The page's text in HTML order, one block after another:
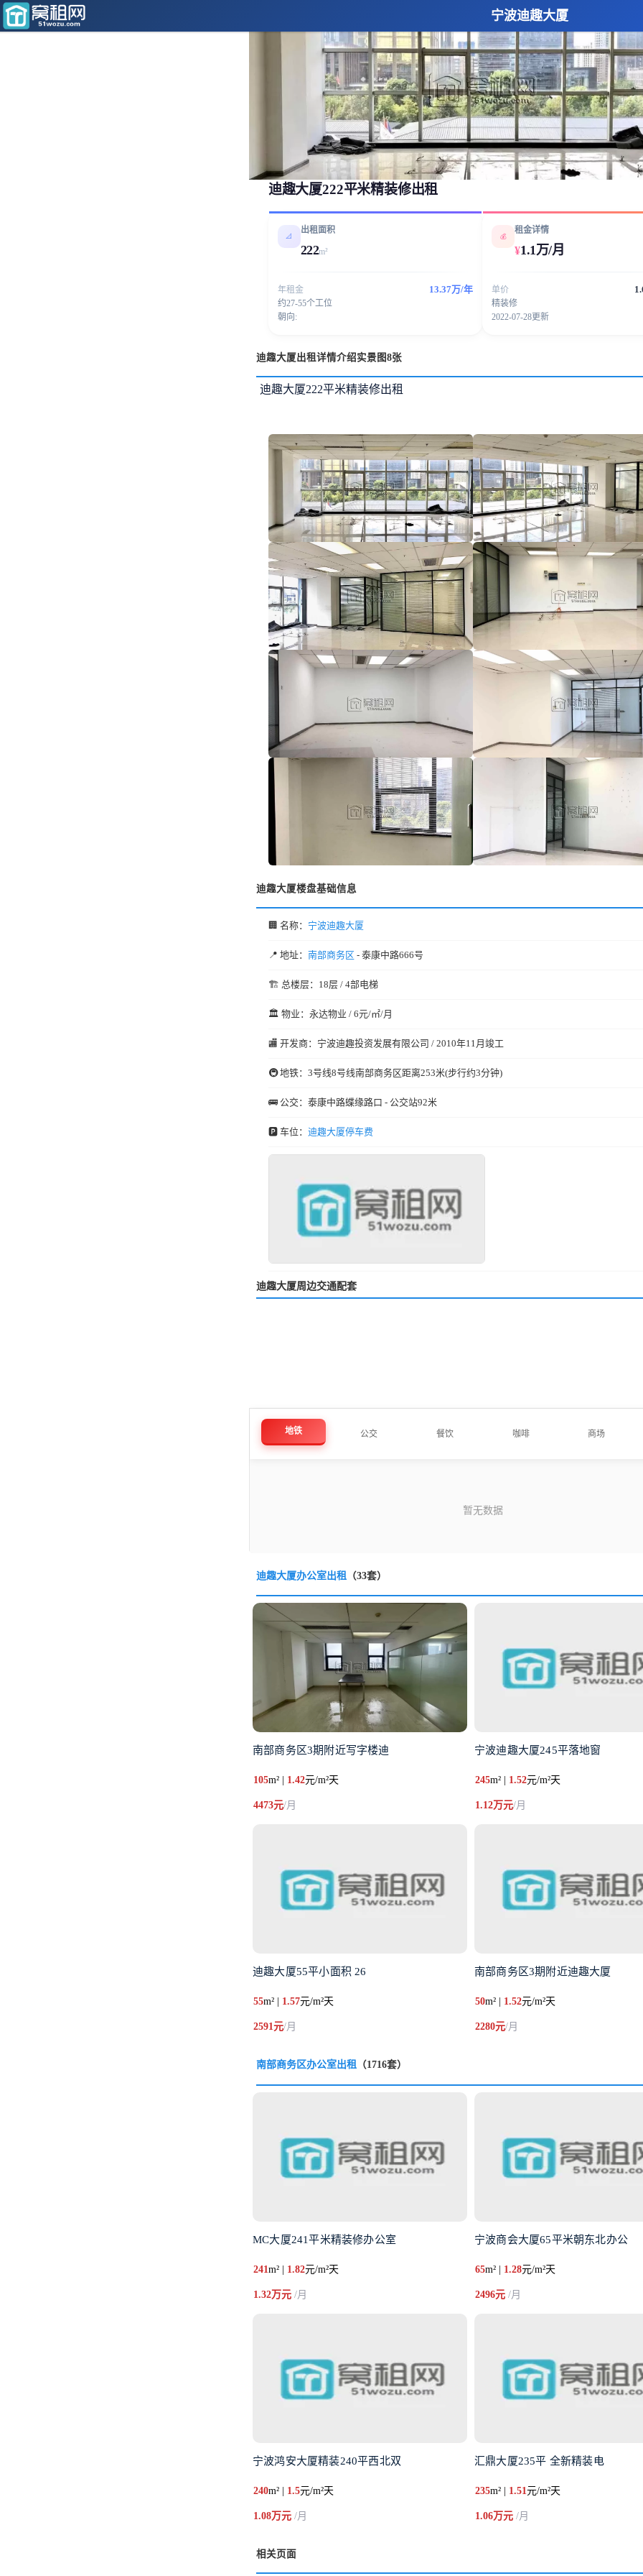
宁波迪趣大厦
迪趣大厦222平米精装修出租
📐
出租面积
222m²
年租金 13.37万/年
约27-55个工位
朝向:
💰
租金详情
¥1.1万/月
单价
精装修
2022-07-28更新
迪趣大厦出租详情介绍实景图8张
迪趣大厦222平米精装修出租
迪趣大厦楼盘基础信息
🏢 名称： 宁波迪趣大厦
📍 地址： 南部商务区 - 泰康中路666号
🏗️ 总楼层：18层 / 4部电梯
🏛️ 物业：永达物业 / 6元/㎡/月
🏬 开发商：宁波迪趣投资发展有限公司 / 2010年11月竣工
🚇 地铁：3号线8号线南部商务区距离253米(步行约3分钟)
🚌 公交：泰康中路蝶缘路口 - 公交站92米
🅿️ 车位： 迪趣大厦停车费
迪趣大厦周边交通配套
地铁 公交 餐饮 咖啡 商场
迪趣大厦办公室出租 （33套）
南部商务区3期附近写字楼迪
105m² | 1.42元/m²天
4473元/月
宁波迪趣大厦245平落地窗
245m² | 1.52元/m²天
1.12万元/月
迪趣大厦55平小面积 26
55m² | 1.57元/m²天
2591元/月
南部商务区3期附近迪趣大厦
50m² | 1.52元/m²天
2280元/月
南部商务区办公室出租 （1716套）
MC大厦241平米精装修办公室
241m² | 1.82元/m²天
1.32万元 /月
宁波商会大厦65平米朝东北办公
65m² | 1.28元/m²天
2496元 /月
宁波鸿安大厦精装240平西北双
240m² | 1.5元/m²天
1.08万元 /月
汇鼎大厦235平 全新精装​电
235m² | 1.51元/m²天
1.06万元 /月
相关页面